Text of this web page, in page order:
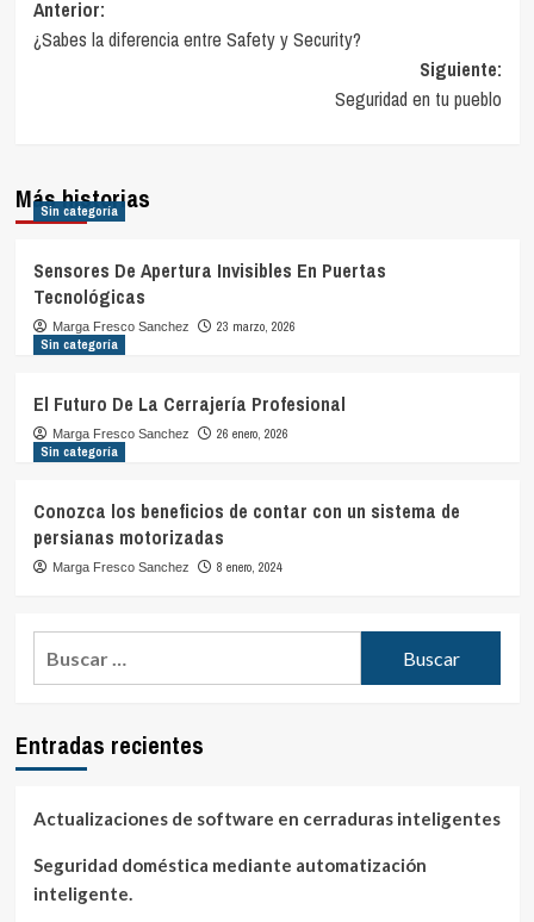
Navegación
de
Anterior:
¿Sabes la diferencia entre Safety y Security?
Siguiente:
Seguridad en tu pueblo
Más historias
Sin categoría
Sensores De Apertura Invisibles En Puertas
Tecnológicas
Marga Fresco Sanchez
23 marzo, 2026
Sin categoría
El Futuro De La Cerrajería Profesional
Marga Fresco Sanchez
26 enero, 2026
Sin categoría
Conozca los beneficios de contar con un sistema de
persianas motorizadas
Marga Fresco Sanchez 8 enero, 2024
Entradas recientes
Actualizaciones de software en cerraduras inteligentes
Seguridad doméstica mediante automatización
inteligente.